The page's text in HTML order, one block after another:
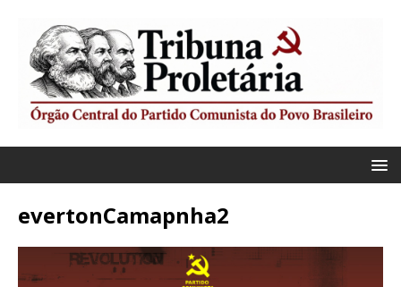
evertonCamapnha2